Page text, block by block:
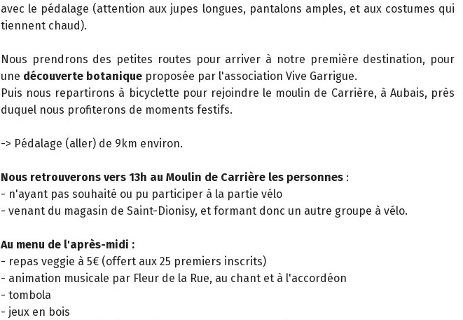
avec le pédalage (attention aux jupes longues, pantalons amples, et aux costumes qui
tiennent chaud).
Nous prendrons des petites routes pour arriver à notre première destination, pour
une découverte botanique proposée par l'association Vive Garrigue.
Puis nous repartirons à bicyclette pour rejoindre le moulin de Carrière, à Aubais, près
duquel nous profiterons de moments festifs.
-> Pédalage (aller) de 9km environ.
Nous retrouverons vers 13h au Moulin de Carrière les personnes :
- n'ayant pas souhaité ou pu participer à la partie vélo
- venant du magasin de Saint-Dionisy, et formant donc un autre groupe à vélo.
Au menu de l'après-midi :
- repas veggie à 5€ (offert aux 25 premiers inscrits)
- animation musicale par Fleur de la Rue, au chant et à l'accordéon
- tombola
- jeux en bois